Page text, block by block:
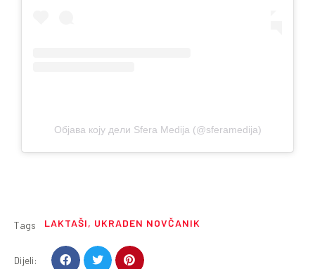
Објава коју дели Sfera Medija (@sferamedija)
Tags LAKTAŠI, UKRADEN NOVČANIK
Dijeli: